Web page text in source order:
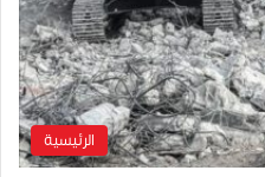
الرئيسية